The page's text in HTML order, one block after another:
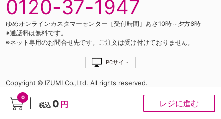
0
税込 0 円 レジに進む
0120-37-1947
ゆめオンラインカスタマーセンター［受付時間］あさ10時～夕方6時
※通話料は無料です。
※ネット専用のお問合せ先です。ご注文は受け付けておりません。
PCサイト
Copyright © IZUMI Co.,Ltd. All rights reserved.